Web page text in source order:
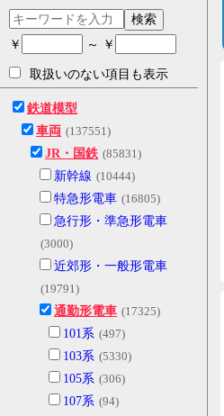
検索
￥ ～ ￥
取扱いのない項目も表示
鉄道模型
車両 (137551)
JR・国鉄 (85831)
新幹線 (10444)
特急形電車 (16805)
急行形・準急形電車
(3000)
近郊形・一般形電車
(19791)
通勤形電車 (17325)
101系 (497)
103系 (5330)
105系 (306)
107系 (94)